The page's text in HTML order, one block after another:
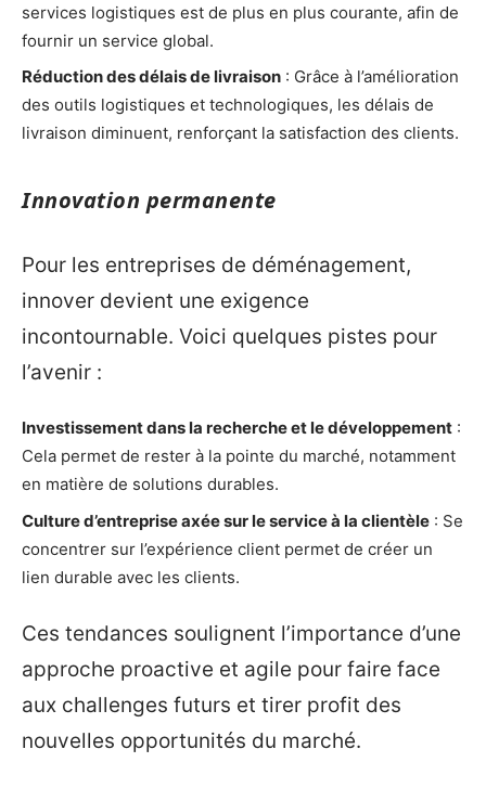
services logistiques est de plus en plus courante, afin de
fournir un service global.
Réduction des délais de livraison : Grâce à l’amélioration
des outils logistiques et technologiques, les délais de
livraison diminuent, renforçant la satisfaction des clients.
Innovation permanente
Pour les entreprises de déménagement,
innover devient une exigence
incontournable. Voici quelques pistes pour
l’avenir :
Investissement dans la recherche et le développement :
Cela permet de rester à la pointe du marché, notamment
en matière de solutions durables.
Culture d’entreprise axée sur le service à la clientèle : Se
concentrer sur l’expérience client permet de créer un
lien durable avec les clients.
Ces tendances soulignent l’importance d’une
approche proactive et agile pour faire face
aux challenges futurs et tirer profit des
nouvelles opportunités du marché.